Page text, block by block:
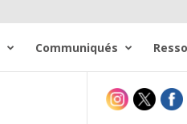
Communiqués